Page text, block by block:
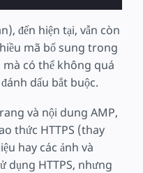
đến hiện tại, vẫn còn
mã bổ sung trong
mà có thể không quá
dấu bắt buộc.
và nội dung AMP,
thức HTTPS (thay
hay các ảnh và
dụng HTTPS, nhưng